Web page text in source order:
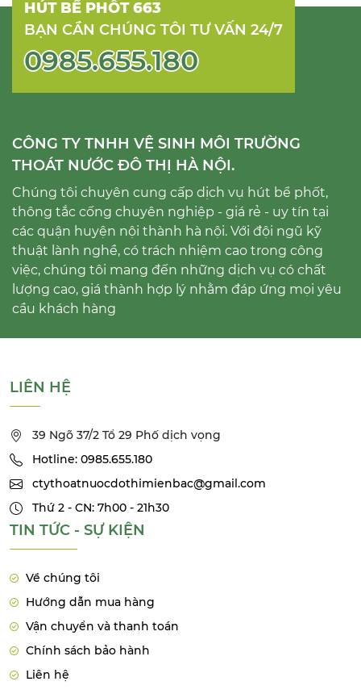
HÚT BỂ PHỐT 663
BẠN CẦN CHÚNG TÔI TƯ VẤN 24/7
0985.655.180
CÔNG TY TNHH VỆ SINH MÔI TRƯỜNG
THOÁT NƯỚC ĐÔ THỊ HÀ NỘI.
Chúng tôi chuyên cung cấp dịch vụ hút bể phốt,
thông tắc cống chuyên nghiệp - giá rẻ - uy tín tại
các quận huyện nội thành hà nội. Với đội ngũ kỹ
thuật lành nghề, có trách nhiệm cao trong công
việc, chúng tôi mang đến những dịch vụ có chất
lượng cao, giá thành hợp lý nhằm đáp ứng mọi yêu
cầu khách hàng
LIÊN HỆ
39 Ngõ 37/2 Tổ 29 Phố dịch vọng
Hotline: 0985.655.180
ctythoatnuocdothimienbac@gmail.com
Thứ 2 - CN: 7h00 - 21h30
TIN TỨC - SỰ KIỆN
Về chúng tôi
Hướng dẫn mua hàng
Vận chuyển và thanh toán
Chính sách bảo hành
Liên hệ